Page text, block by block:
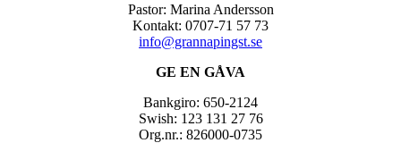
Pastor: Marina Andersson
Kontakt: 0707-71 57 73
info@grannapingst.se
GE EN GÅVA
Bankgiro: 650-2124
Swish: 123 131 27 76
Org.nr.: 826000-0735